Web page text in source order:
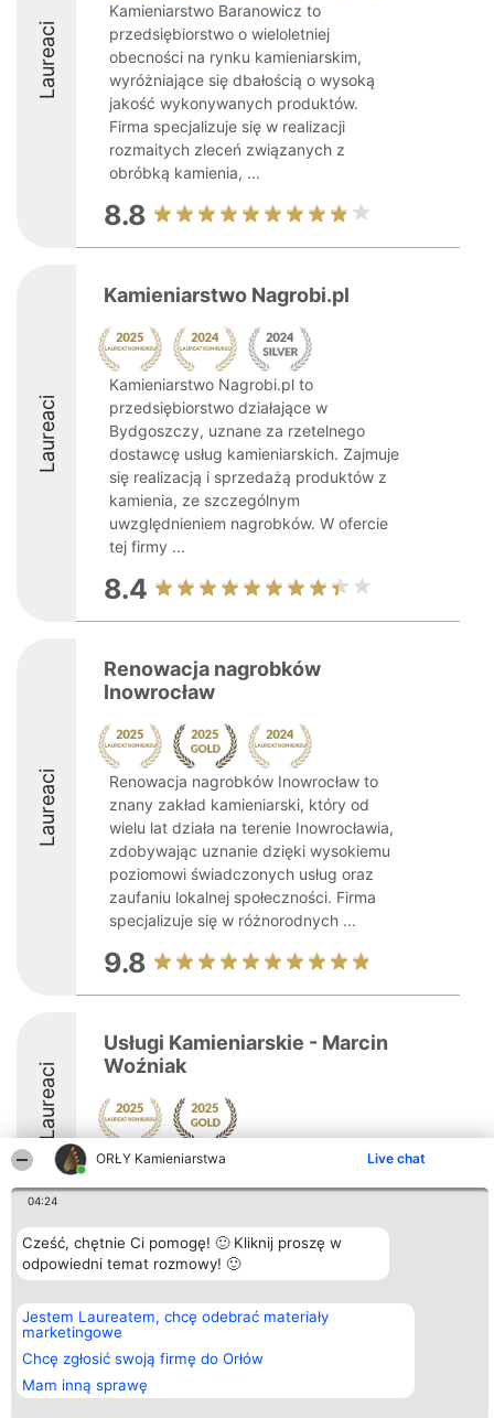
ORŁY Kamieniarstwa Live chat
04:24
Cześć, chętnie Ci pomogę! 🙂 Kliknij proszę w
odpowiedni temat rozmowy! 🙂
Jestem Laureatem, chcę odebrać materiały
marketingowe
Chcę zgłosić swoją firmę do Orłów
Mam inną sprawę
Laureaci
Kamieniarstwo Baranowicz to
przedsiębiorstwo o wieloletniej
obecności na rynku kamieniarskim,
wyróżniające się dbałością o wysoką
jakość wykonywanych produktów.
Firma specjalizuje się w realizacji
rozmaitych zleceń związanych z
obróbką kamienia, ...
8.8
Laureaci
Kamieniarstwo Nagrobi.pl
Kamieniarstwo Nagrobi.pl to
przedsiębiorstwo działające w
Bydgoszczy, uznane za rzetelnego
dostawcę usług kamieniarskich. Zajmuje
się realizacją i sprzedażą produktów z
kamienia, ze szczególnym
uwzględnieniem nagrobków. W ofercie
tej firmy ...
8.4
Laureaci
Renowacja nagrobków
Inowrocław
Renowacja nagrobków Inowrocław to
znany zakład kamieniarski, który od
wielu lat działa na terenie Inowrocławia,
zdobywając uznanie dzięki wysokiemu
poziomowi świadczonych usług oraz
zaufaniu lokalnej społeczności. Firma
specjalizuje się w różnorodnych ...
9.8
Laureaci
Usługi Kamieniarskie - Marcin
Woźniak
Organizator plebiscytu
Bright Side Solutions sp. z o.
o. sp. k.
ul. Ruska 22
Wrocław 50-079
KRS 0000749100 | Regon
381313360 | NIP 8943132676
+48 508 492 400
Plebiscyt
Laureaci
Lista
wszystkich
Laureatów
Regulamin
Polityka
Kontakt